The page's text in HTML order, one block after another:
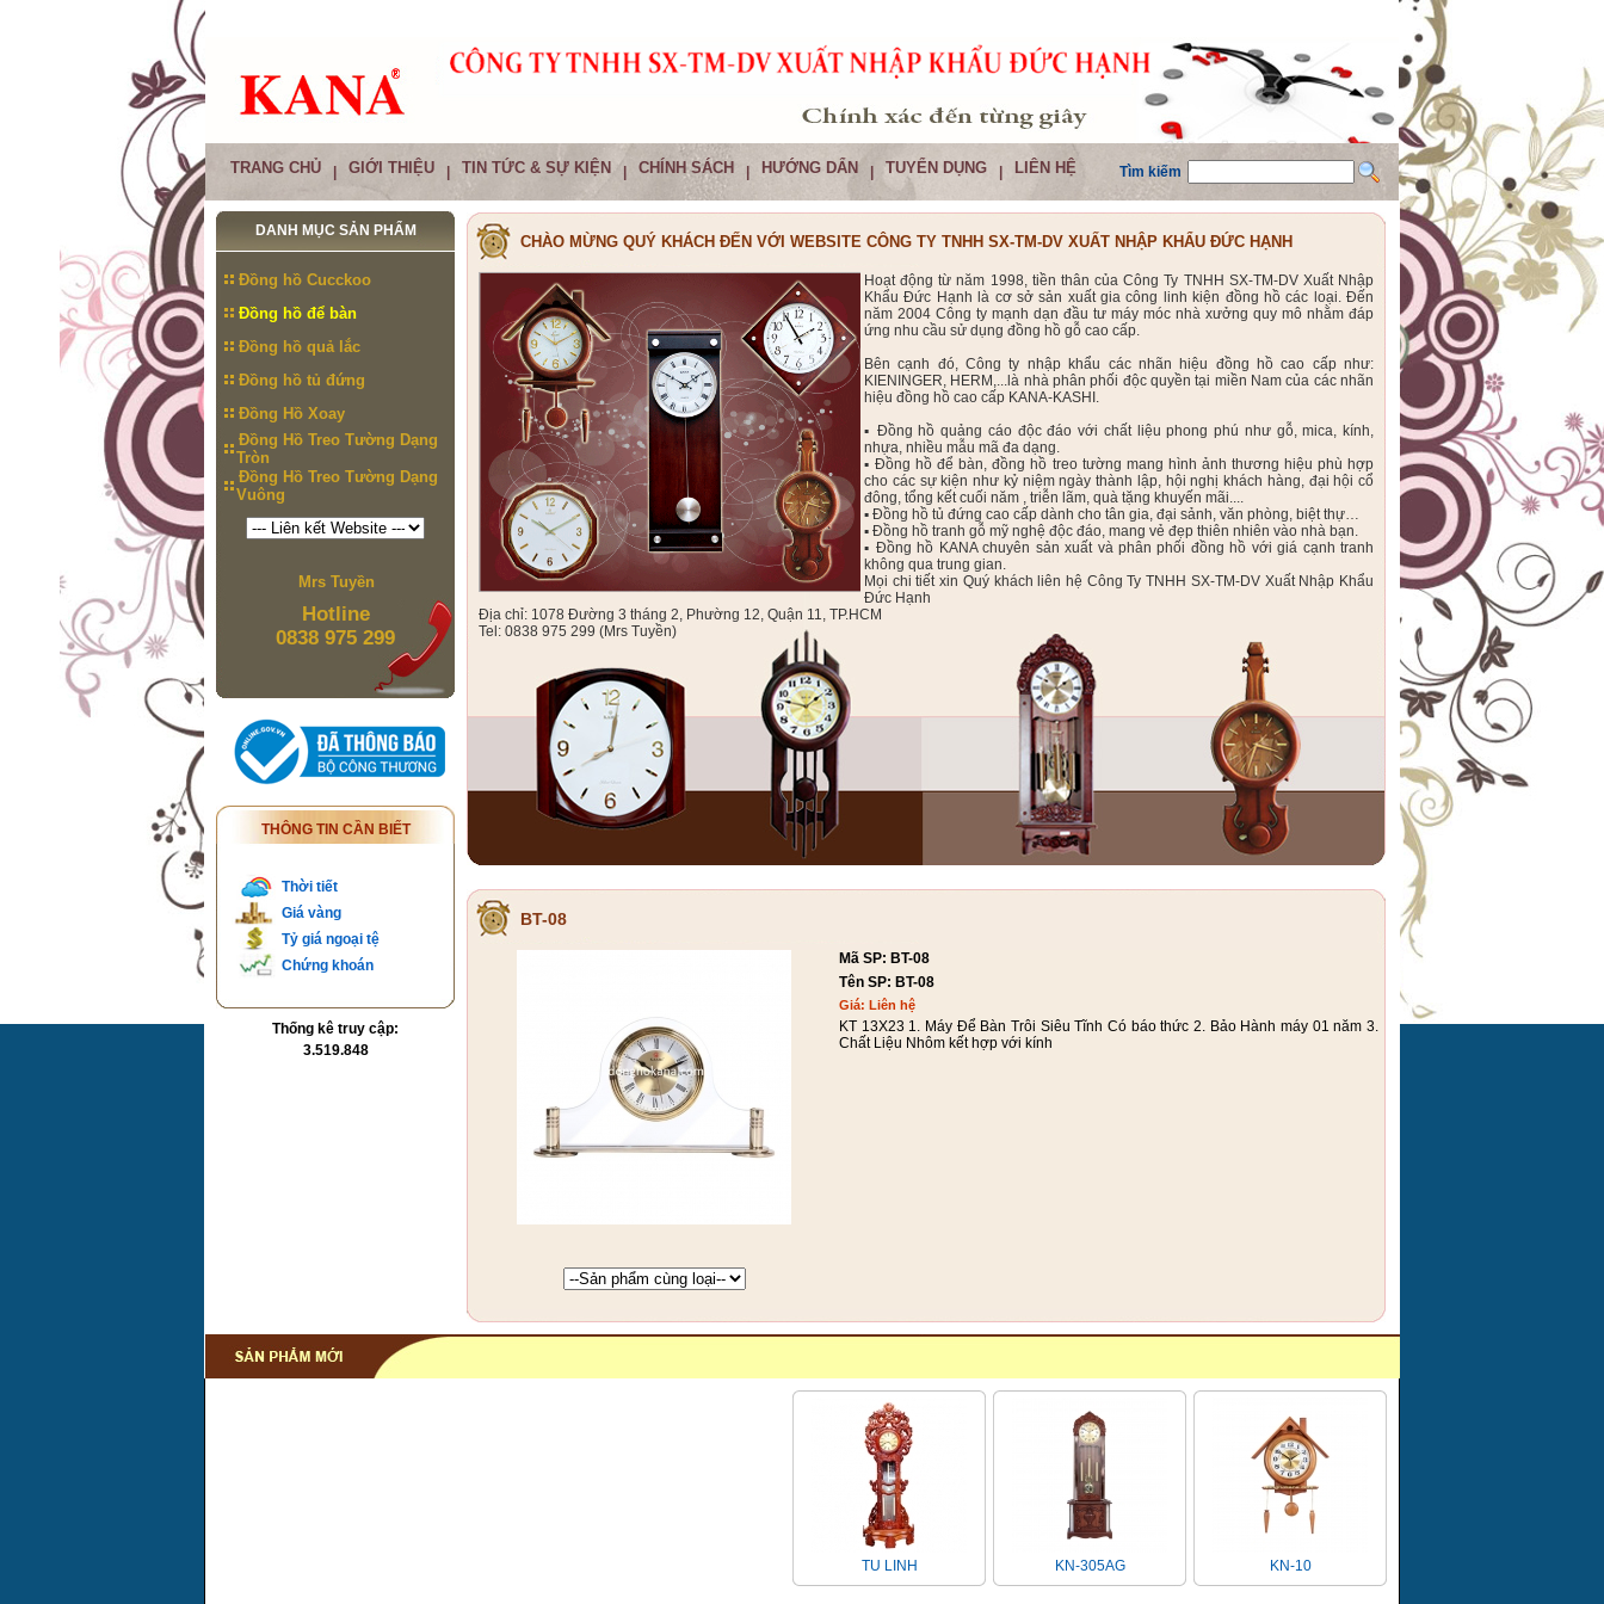
TRANG CHỦ GIỚI THIỆU TIN TỨC & SỰ KIỆN CHÍNH SÁCH HƯỚNG DẨN TUYỂN DỤNG LIÊN HỆ Tìm kiếm
DANH MỤC SẢN PHẨM
Đồng hồ Cucckoo
Đồng hồ để bàn
Đồng hồ quả lắc
Đồng hồ tủ đứng
Đồng Hồ Xoay
Đồng Hồ Treo Tường Dạng
Tròn
Đồng Hồ Treo Tường Dạng
Vuông
Mrs Tuyền
Hotline
0838 975 299
THÔNG TIN CẦN BIẾT
Thời tiết
Giá vàng
Tỷ giá ngoại tệ
Chứng khoán
Thống kê truy cập:
3.519.848
CHÀO MỪNG QUÝ KHÁCH ĐẾN VỚI WEBSITE CÔNG TY TNHH SX-TM-DV XUẤT NHẬP KHẨU ĐỨC HẠNH
Hoạt động từ năm 1998, tiền thân của Công Ty TNHH SX-TM-DV Xuất Nhập
Khẩu Đức Hạnh là cơ sở sản xuất gia công linh kiện đồng hồ các loại. Đến
năm 2004 Công ty mạnh dạn đầu tư máy móc nhà xưởng quy mô nhằm đáp
ứng nhu cầu sử dụng đồng hồ gỗ cao cấp.
Bên cạnh đó, Công ty nhập khẩu các nhãn hiệu đồng hồ cao cấp như:
KIENINGER, HERM,...là nhà phân phối độc quyền tại miền Nam của các nhãn
hiệu đồng hồ cao cấp KANA-KASHI.
▪ Đồng hồ quảng cáo độc đáo với chất liệu phong phú như gỗ, mica, kính,
nhựa, nhiều mẫu mã đa dạng.
▪ Đồng hồ để bàn, đồng hồ treo tường mang hình ảnh thương hiệu phù hợp
cho các sự kiện như kỷ niệm ngày thành lập, hội nghị khách hàng, đại hội cổ
đông, tổng kết cuối năm , triễn lãm, quà tặng khuyến mãi....
▪ Đồng hồ tủ đứng cao cấp dành cho tân gia, đại sảnh, văn phòng, biệt thự…
▪ Đồng hồ tranh gỗ mỹ nghệ độc đáo, mang vẻ đẹp thiên nhiên vào nhà bạn.
▪ Đồng hồ KANA chuyên sản xuất và phân phối đồng hồ với giá cạnh tranh
không qua trung gian.
Mọi chi tiết xin Quý khách liên hệ Công Ty TNHH SX-TM-DV Xuất Nhập Khẩu
Đức Hạnh
Địa chỉ: 1078 Đường 3 tháng 2, Phường 12, Quận 11, TP.HCM
Tel: 0838 975 299 (Mrs Tuyền)
BT-08
Mã SP: BT-08
Tên SP: BT-08
Giá: Liên hệ
KT 13X23 1. Máy Để Bàn Trôi Siêu Tĩnh Có báo thức 2. Bảo Hành máy 01 năm 3.
Chất Liệu Nhôm kết hợp với kính
TU LINH KN-305AG KN-10